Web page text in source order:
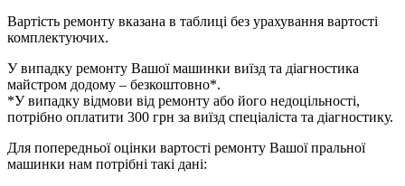
Вартість ремонту вказана в таблиці без урахування вартості
комплектуючих.
У випадку ремонту Вашої машинки виїзд та діагностика
майстром додому – безкоштовно*.
*У випадку відмови від ремонту або його недоцільності,
потрібно оплатити 300 грн за виїзд спеціаліста та діагностику.
Для попередньої оцінки вартості ремонту Вашої пральної
машинки нам потрібні такі дані: